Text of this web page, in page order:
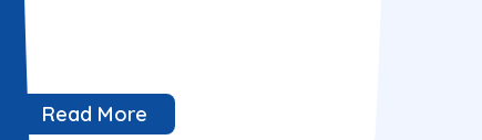
Read More